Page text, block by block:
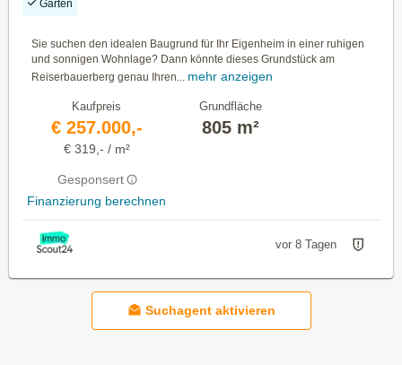
Garten
Sie suchen den idealen Baugrund für Ihr Eigenheim in einer ruhigen
und sonnigen Wohnlage? Dann könnte dieses Grundstück am
Reiserbauerberg genau Ihren...
mehr anzeigen
Kaufpreis
€ 257.000,-
€ 319,- / m²
Gesponsert
Finanzierung berechnen
Grundfläche
805 m²
vor 8 Tagen
Suchagent aktivieren